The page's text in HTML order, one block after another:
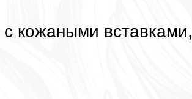
с кожаными вставками,